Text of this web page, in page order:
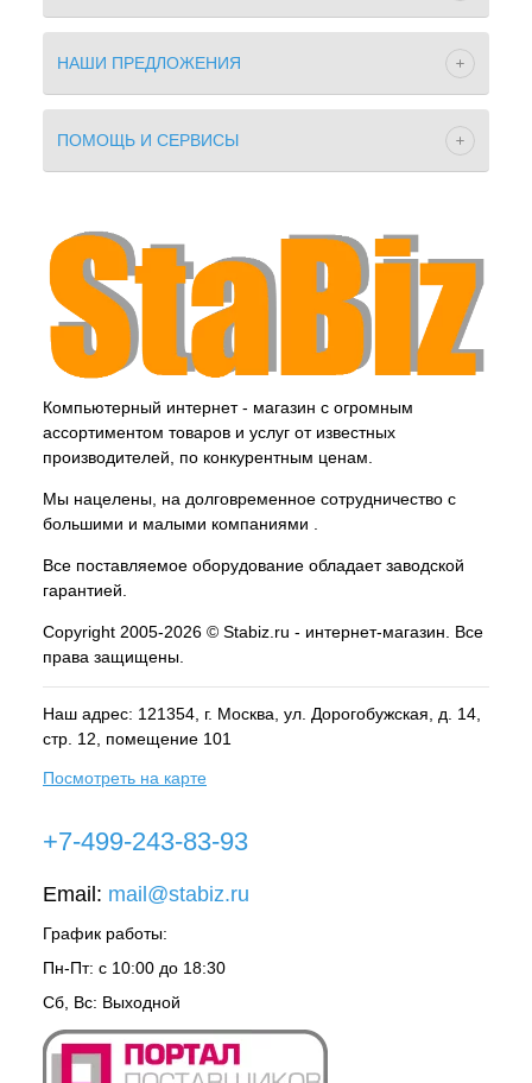
НАШИ ПРЕДЛОЖЕНИЯ
ПОМОЩЬ И СЕРВИСЫ
Компьютерный интернет - магазин с огромным
ассортиментом товаров и услуг от известных
производителей, по конкурентным ценам.
Мы нацелены, на долговременное сотрудничество с
большими и малыми компаниями .
Все поставляемое оборудование обладает заводской
гарантией.
Copyright 2005-2026 © Stabiz.ru - интернет-магазин. Все
права защищены.
Наш адрес: 121354, г. Москва , ул. Дорогобужская, д. 14,
стр. 12, помещение 101
Посмотреть на карте
+7-499-243-83-93
Email: mail@stabiz.ru
График работы:
Пн-Пт: с 10:00 до 18:30
Сб, Вс: Выходной